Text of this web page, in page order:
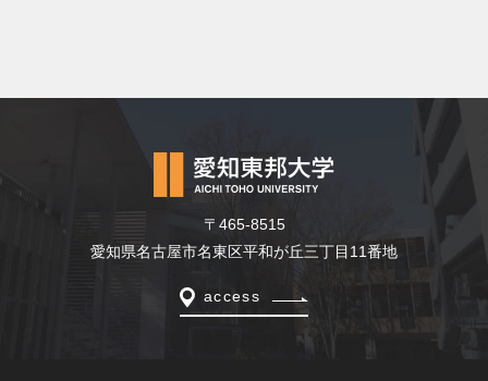
〒465-8515
愛知県名古屋市名東区平和が丘三丁目11番地
access